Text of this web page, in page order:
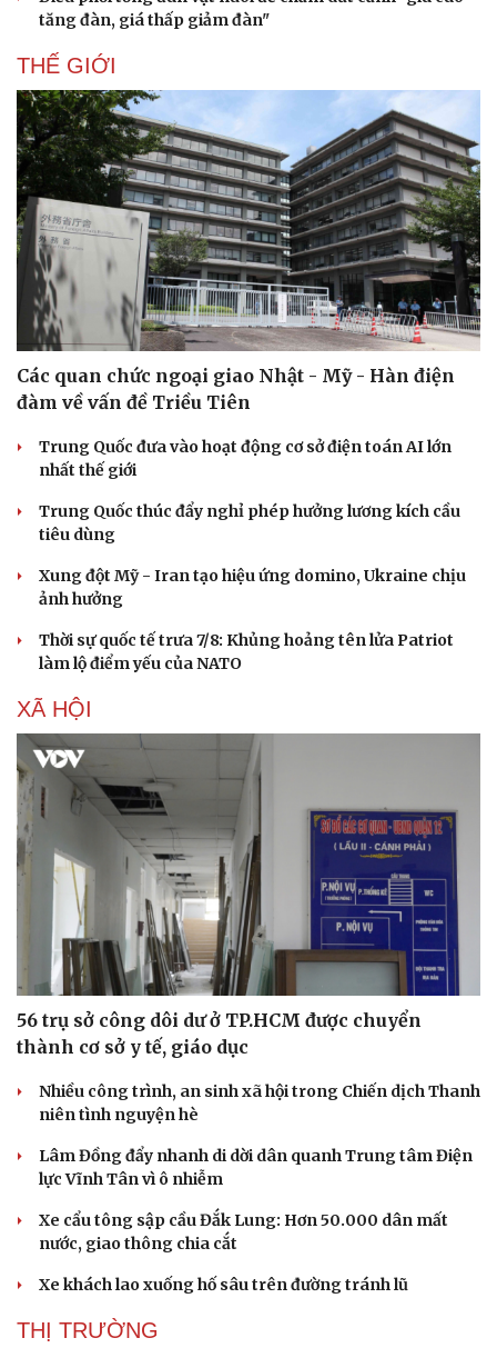
Doanh nghiệp
Thông tin doanh nghiệp
Doanh nghiệp 24h
Doanh nhân
Vì cộng đồng
Công nghệ
Sành điệu
Tin Công nghệ
Trải nghiệm
Chuyển đổi số
tăng đàn, giá thấp giảm đàn"
THẾ GIỚI
Các quan chức ngoại giao Nhật - Mỹ - Hàn điện
đàm về vấn đề Triều Tiên
Trung Quốc đưa vào hoạt động cơ sở điện toán AI lớn
nhất thế giới
Trung Quốc thúc đẩy nghỉ phép hưởng lương kích cầu
tiêu dùng
Xung đột Mỹ - Iran tạo hiệu ứng domino, Ukraine chịu
ảnh hưởng
Thời sự quốc tế trưa 7/8: Khủng hoảng tên lửa Patriot
làm lộ điểm yếu của NATO
XÃ HỘI
56 trụ sở công dôi dư ở TP.HCM được chuyển
thành cơ sở y tế, giáo dục
Nhiều công trình, an sinh xã hội trong Chiến dịch Thanh
niên tình nguyện hè
Lâm Đồng đẩy nhanh di dời dân quanh Trung tâm Điện
lực Vĩnh Tân vì ô nhiễm
Xe cẩu tông sập cầu Đắk Lung: Hơn 50.000 dân mất
nước, giao thông chia cắt
Xe khách lao xuống hố sâu trên đường tránh lũ
THỊ TRƯỜNG